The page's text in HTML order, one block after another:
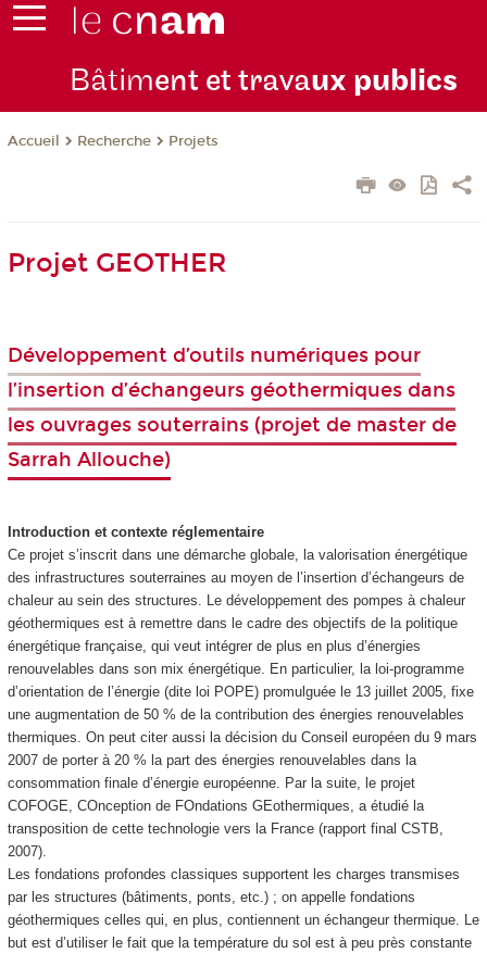
Bâtiment et travaux publics
Accueil Recherche Projets
Projet GEOTHER
Développement d’outils numériques pour
l’insertion d’échangeurs géothermiques dans
les ouvrages souterrains (projet de master de
Sarrah Allouche)
Introduction et contexte réglementaire
Ce projet s’inscrit dans une démarche globale, la valorisation énergétique
des infrastructures souterraines au moyen de l’insertion d’échangeurs de
chaleur au sein des structures. Le développement des pompes à chaleur
géothermiques est à remettre dans le cadre des objectifs de la politique
énergétique française, qui veut intégrer de plus en plus d’énergies
renouvelables dans son mix énergétique. En particulier, la loi-programme
d’orientation de l’énergie (dite loi POPE) promulguée le 13 juillet 2005, fixe
une augmentation de 50 % de la contribution des énergies renouvelables
thermiques. On peut citer aussi la décision du Conseil européen du 9 mars
2007 de porter à 20 % la part des énergies renouvelables dans la
consommation finale d’énergie européenne. Par la suite, le projet
COFOGE, COnception de FOndations GEothermiques, a étudié la
transposition de cette technologie vers la France (rapport final CSTB,
2007).
Les fondations profondes classiques supportent les charges transmises
par les structures (bâtiments, ponts, etc.) ; on appelle fondations
géothermiques celles qui, en plus, contiennent un échangeur thermique. Le
but est d’utiliser le fait que la température du sol est à peu près constante